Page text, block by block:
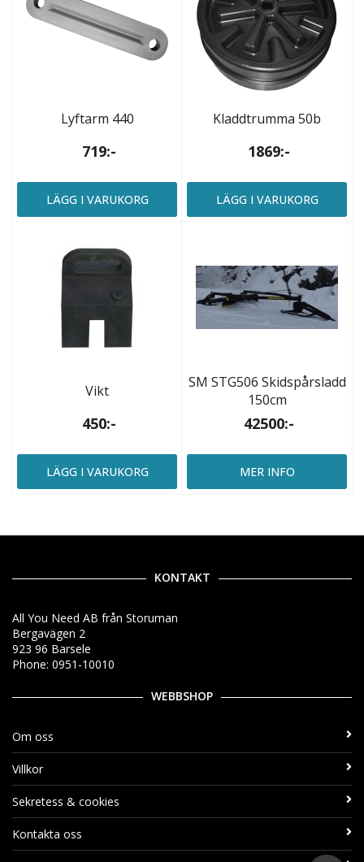
Lyftarm 440
719:-
LÄGG I VARUKORG
Kladdtrumma 50b
1869:-
LÄGG I VARUKORG
Vikt
450:-
LÄGG I VARUKORG
SM STG506 Skidspårsladd
150cm
42500:-
MER INFO
KONTAKT
All You Need AB från Storuman
Bergavägen 2
923 96 Barsele
Phone: 0951-10010
WEBBSHOP
Om oss
Villkor
Sekretess & cookies
Kontakta oss